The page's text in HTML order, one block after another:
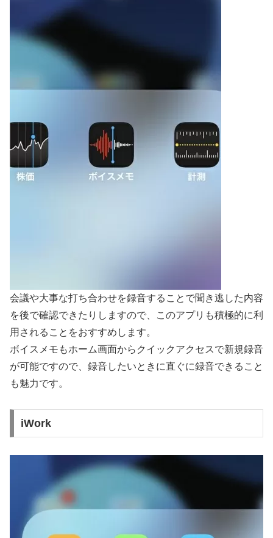
会議や大事な打ち合わせを録音することで聞き逃した内容
を後で確認できたりしますので、このアプリも積極的に利
用されることをおすすめします。
ボイスメモもホーム画面からクイックアクセスで新規録音
が可能ですので、録音したいときに直ぐに録音できること
も魅力です。
iWork